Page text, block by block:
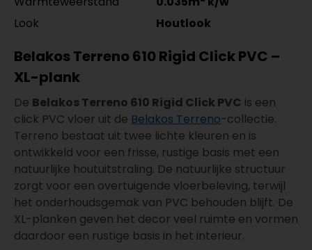
Look
Houtlook
Belakos Terreno 610 Rigid Click PVC –
XL-plank
De Belakos Terreno 610 Rigid Click PVC is een
click PVC vloer uit de Belakos Terreno-collectie.
Terreno bestaat uit twee lichte kleuren en is
ontwikkeld voor een frisse, rustige basis met een
natuurlijke houtuitstraling. De natuurlijke structuur
zorgt voor een overtuigende vloerbeleving, terwijl
het onderhoudsgemak van PVC behouden blijft. De
XL-planken geven het decor veel ruimte en vormen
daardoor een rustige basis in het interieur.